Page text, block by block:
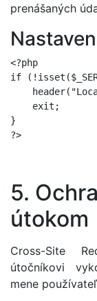
prenášaných
<?php
if
    exit;
}
5.
útokom
Cross-Site
útočníkovi
mene